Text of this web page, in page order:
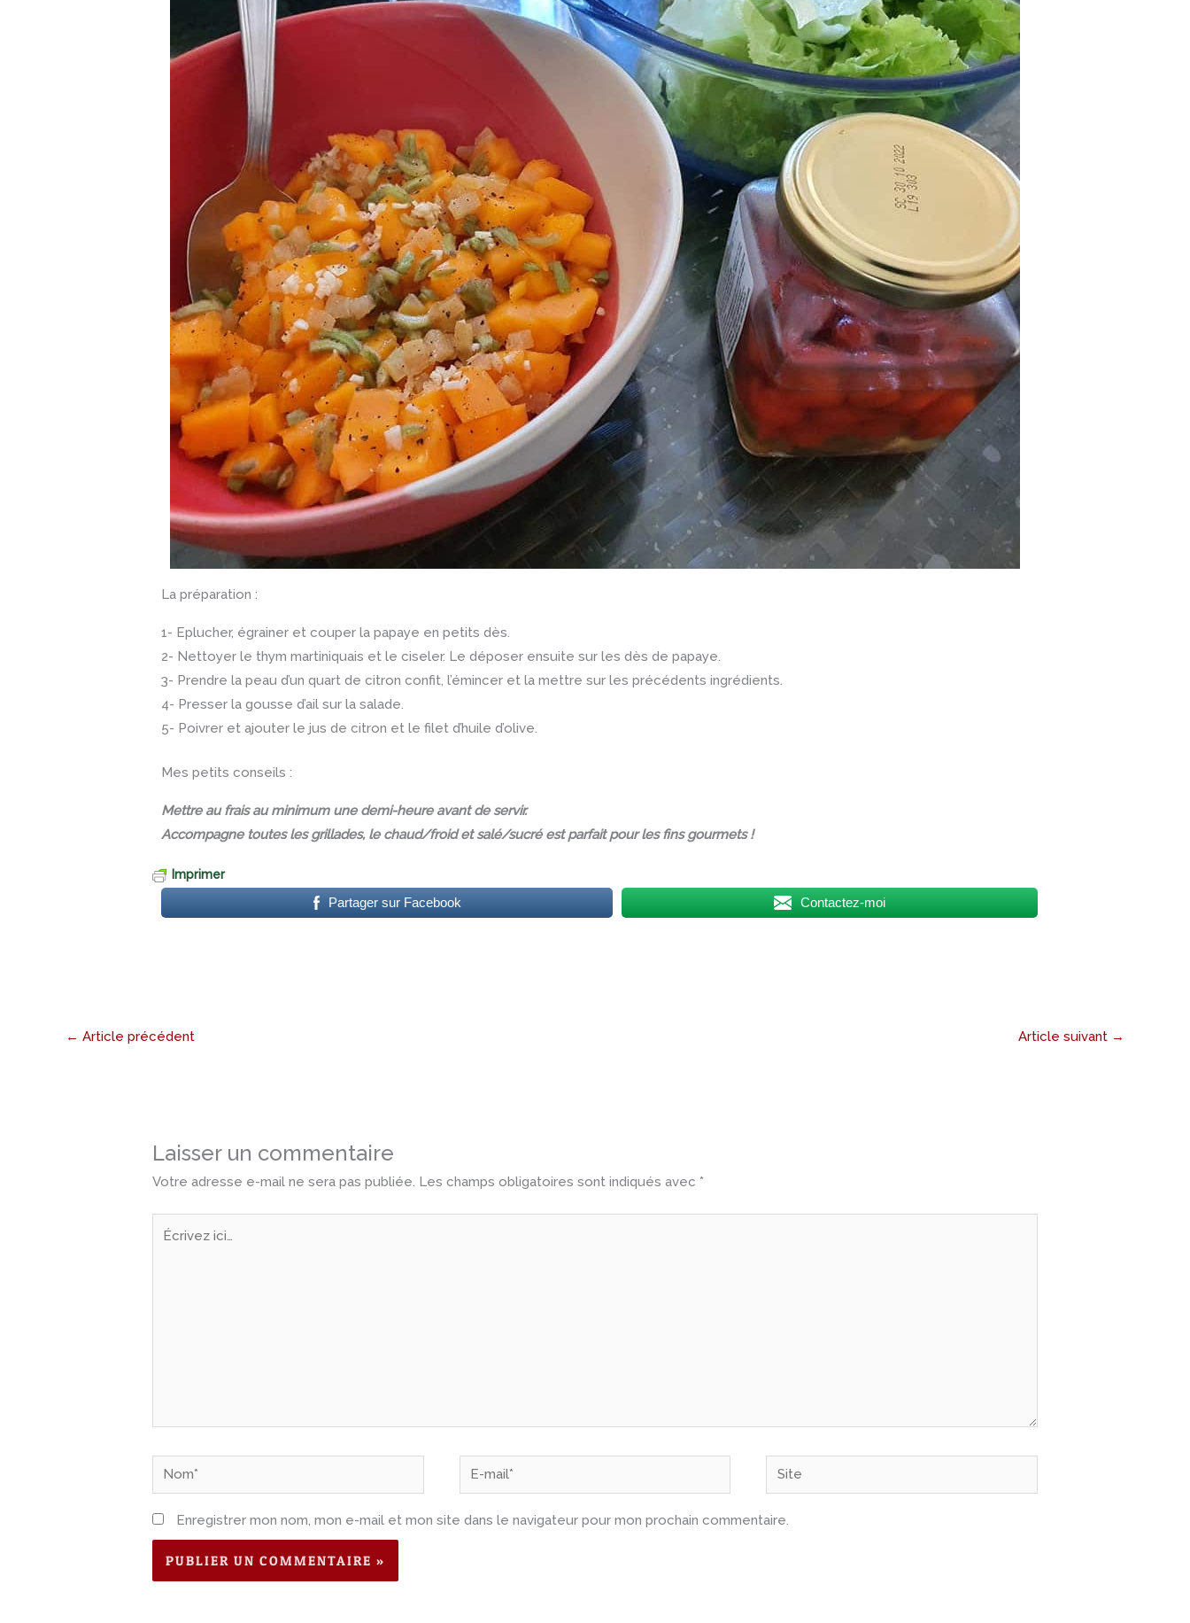
La préparation :
1- Eplucher, égrainer et couper la papaye en petits dès.
2- Nettoyer le thym martiniquais et le ciseler. Le déposer ensuite sur les dès de papaye.
3- Prendre la peau d’un quart de citron confit, l’émincer et la mettre sur les précédents ingrédients.
4- Presser la gousse d’ail sur la salade.
5- Poivrer et ajouter le jus de citron et le filet d’huile d’olive.
Mes petits conseils :
Mettre au frais au minimum une demi-heure avant de servir.
Accompagne toutes les grillades, le chaud/froid et salé/sucré est parfait pour les fins gourmets !
Imprimer
Partager sur Facebook Contactez-moi
← Article précédent Article suivant →
Laisser un commentaire
Votre adresse e-mail ne sera pas publiée. Les champs obligatoires sont indiqués avec *
Écrivez
Nom*
E-
mail*
Site
Enregistrer mon nom, mon e-mail et mon site dans le navigateur pour mon prochain commentaire.